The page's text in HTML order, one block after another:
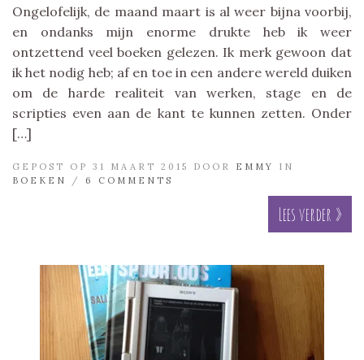
Ongelofelijk, de maand maart is al weer bijna voorbij,
en ondanks mijn enorme drukte heb ik weer
ontzettend veel boeken gelezen. Ik merk gewoon dat
ik het nodig heb; af en toe in een andere wereld duiken
om de harde realiteit van werken, stage en de
scripties even aan de kant te kunnen zetten. Onder
[…]
GEPOST OP 31 MAART 2015 DOOR EMMY
IN
BOEKEN
/ 6 COMMENTS
Lees verder »